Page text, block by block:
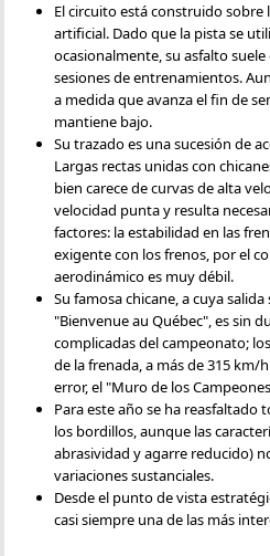
El circuito está construido sobre
artificial. Dado que la pista se
ocasionalmente, su asfalto
sesiones de entrenamientos.
a medida que avanza el fin de
mantiene bajo.
Su trazado es una sucesión de
Largas rectas unidas con
bien carece de curvas de alta
velocidad punta y resulta
factores: la estabilidad en las
exigente con los frenos, por el
aerodinámico es muy débil.
Su famosa chicane, a cuya
"Bienvenue au Québec", es sin
complicadas del campeonato;
de la frenada, a más de 315 km/
error, el "Muro de los
Para este año se ha reasfaltado
los bordillos, aunque las
abrasividad y agarre reducido)
variaciones sustanciales.
Desde el punto de vista
casi siempre una de las más